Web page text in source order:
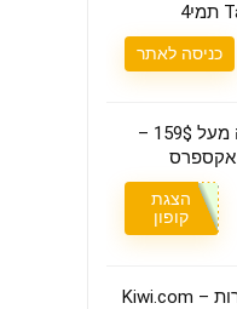
כניסה לאתר
קופון 20$ הנחה מעל 159$ –
הצגת
קופון
מבצעים על תיירות – Kiwi.com